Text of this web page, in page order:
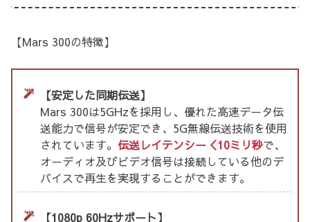
【Mars 300の特徴】
【安定した同期伝送】
Mars 300は5GHzを採用し、優れた高速データ伝
送能力で信号が安定でき、5G無線伝送技術を使用
されています。 伝送レイテンシー＜10ミリ秒で、
オーディオ及びビデオ信号は接続している他のデ
バイスで再生を実現することができます。
【1080p 60Hzサポート】